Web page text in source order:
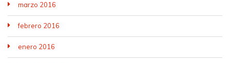
marzo 2016
febrero 2016
enero 2016